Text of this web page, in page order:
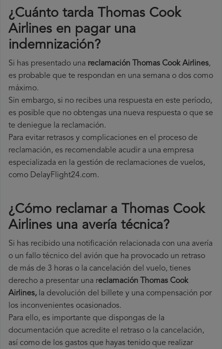
¿Cuánto tarda Thomas Cook
Airlines en pagar una
indemnización?
Si has presentado una reclamación Thomas Cook Airlines,
es probable que te respondan en una semana o dos como
máximo.
Sin embargo, si no recibes una respuesta en este período,
es posible que no obtengas una nueva respuesta o que se
te deniegue la reclamación.
Para evitar retrasos y complicaciones en el proceso de
reclamación, es recomendable acudir a una empresa
especializada en la gestión de reclamaciones de vuelos,
como DelayFlight24.com.
¿Cómo reclamar a Thomas Cook
Airlines una avería técnica?
Si has recibido una notificación relacionada con una avería
o un fallo técnico del avión que ha provocado un retraso
de más de 3 horas o la cancelación del vuelo, tienes
derecho a presentar una reclamación Thomas Cook
Airlines, la devolución del billete y una compensación por
los inconvenientes ocasionados.
Para ello, es importante que dispongas de la
documentación que acredite el retraso o la cancelación,
así como de los gastos que hayas tenido que realizar